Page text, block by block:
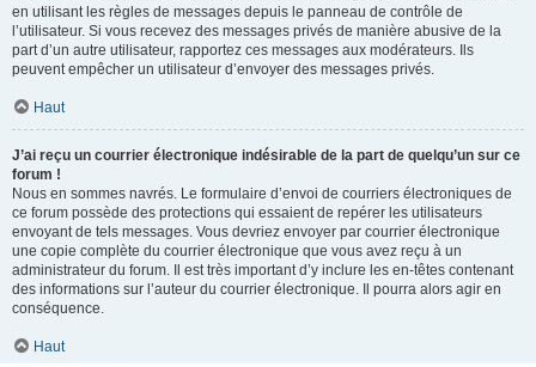
en utilisant les règles de messages depuis le panneau de contrôle de
l’utilisateur. Si vous recevez des messages privés de manière abusive de la
part d’un autre utilisateur, rapportez ces messages aux modérateurs. Ils
peuvent empêcher un utilisateur d’envoyer des messages privés.
Haut
J’ai reçu un courrier électronique indésirable de la part de quelqu’un sur ce
forum !
Nous en sommes navrés. Le formulaire d’envoi de courriers électroniques de
ce forum possède des protections qui essaient de repérer les utilisateurs
envoyant de tels messages. Vous devriez envoyer par courrier électronique
une copie complète du courrier électronique que vous avez reçu à un
administrateur du forum. Il est très important d’y inclure les en-têtes contenant
des informations sur l’auteur du courrier électronique. Il pourra alors agir en
conséquence.
Haut